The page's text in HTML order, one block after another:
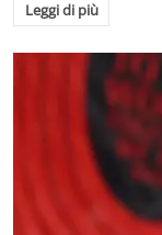
Leggi di più